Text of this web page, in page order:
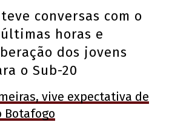
conversas com o
horas e
dos jovens
o Sub-20
vive expectativa de
Botafogo